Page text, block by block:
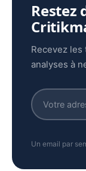
Restez
Recevez
analyses à
Un email par